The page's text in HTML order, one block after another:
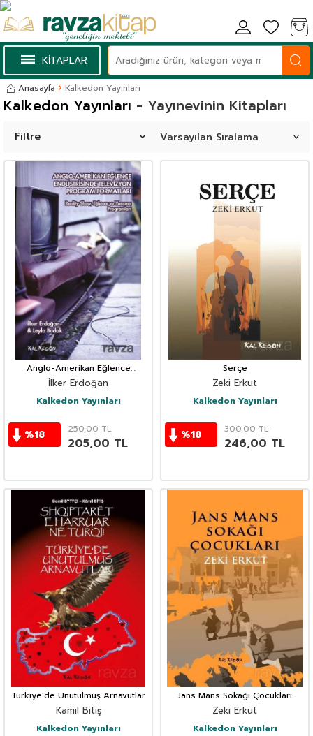
KİTAPLAR
Anasayfa Kalkedon Yayınları
- Yayınevinin Kitapları
Kalkedon Yayınları
Filtre
Anglo-Amerikan Eğlence
Endüstrisinde Televizyon
Program Formatları
İlker Erdoğan
Kalkedon Yayınları
%18 250,00TL
205,00 TL
Serçe
Zeki Erkut
Kalkedon Yayınları
%18 300,00TL
246,00 TL
Türkiye'de Unutulmuş Arnavutlar
Kamil Bitiş
Kalkedon Yayınları
Jans Mans Sokağı Çocukları
Zeki Erkut
Kalkedon Yayınları